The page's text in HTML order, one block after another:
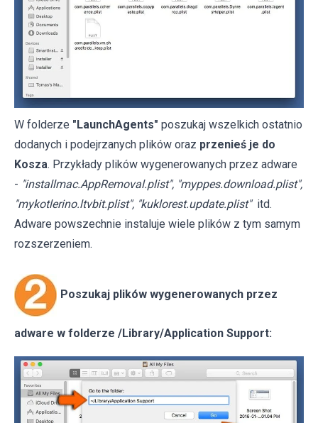
W folderze "LaunchAgents" poszukaj wszelkich ostatnio
dodanych i podejrzanych plików oraz przenieś je do
Kosza. Przykłady plików wygenerowanych przez adware
- "installmac.AppRemoval.plist", "myppes.download.plist",
"mykotlerino.ltvbit.plist", "kuklorest.update.plist" itd.
Adware powszechnie instaluje wiele plików z tym samym
rozszerzeniem.
Poszukaj plików wygenerowanych przez
adware w folderze /Library/Application Support: